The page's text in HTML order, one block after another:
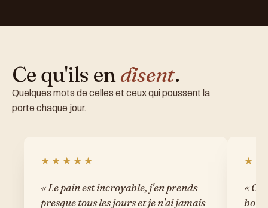
Ce qu'ils endisent.
Quelques mots de celles et ceux qui poussent la
porte chaque jour.
★★★★★
« Le pain est incroyable, j'en prends
presque tous les jours et je n'ai jamais
«